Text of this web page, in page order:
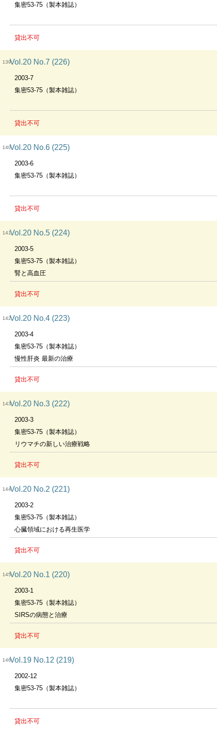
集密53-75（製本雑誌）
貸出不可
139Vol.20 No.7 (226)
2003-7
集密53-75（製本雑誌）
貸出不可
140Vol.20 No.6 (225)
2003-6
集密53-75（製本雑誌）
貸出不可
141Vol.20 No.5 (224)
2003-5
集密53-75（製本雑誌）
腎と高血圧
貸出不可
142Vol.20 No.4 (223)
2003-4
集密53-75（製本雑誌）
慢性肝炎 最新の治療
貸出不可
143Vol.20 No.3 (222)
2003-3
集密53-75（製本雑誌）
リウマチの新しい治療戦略
貸出不可
144Vol.20 No.2 (221)
2003-2
集密53-75（製本雑誌）
心臓領域における再生医学
貸出不可
145Vol.20 No.1 (220)
2003-1
集密53-75（製本雑誌）
SIRSの病態と治療
貸出不可
146Vol.19 No.12 (219)
2002-12
集密53-75（製本雑誌）
貸出不可